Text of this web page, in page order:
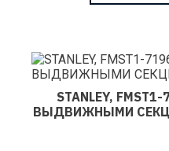
STANLEY,
ВЫДВИЖНЫМИ